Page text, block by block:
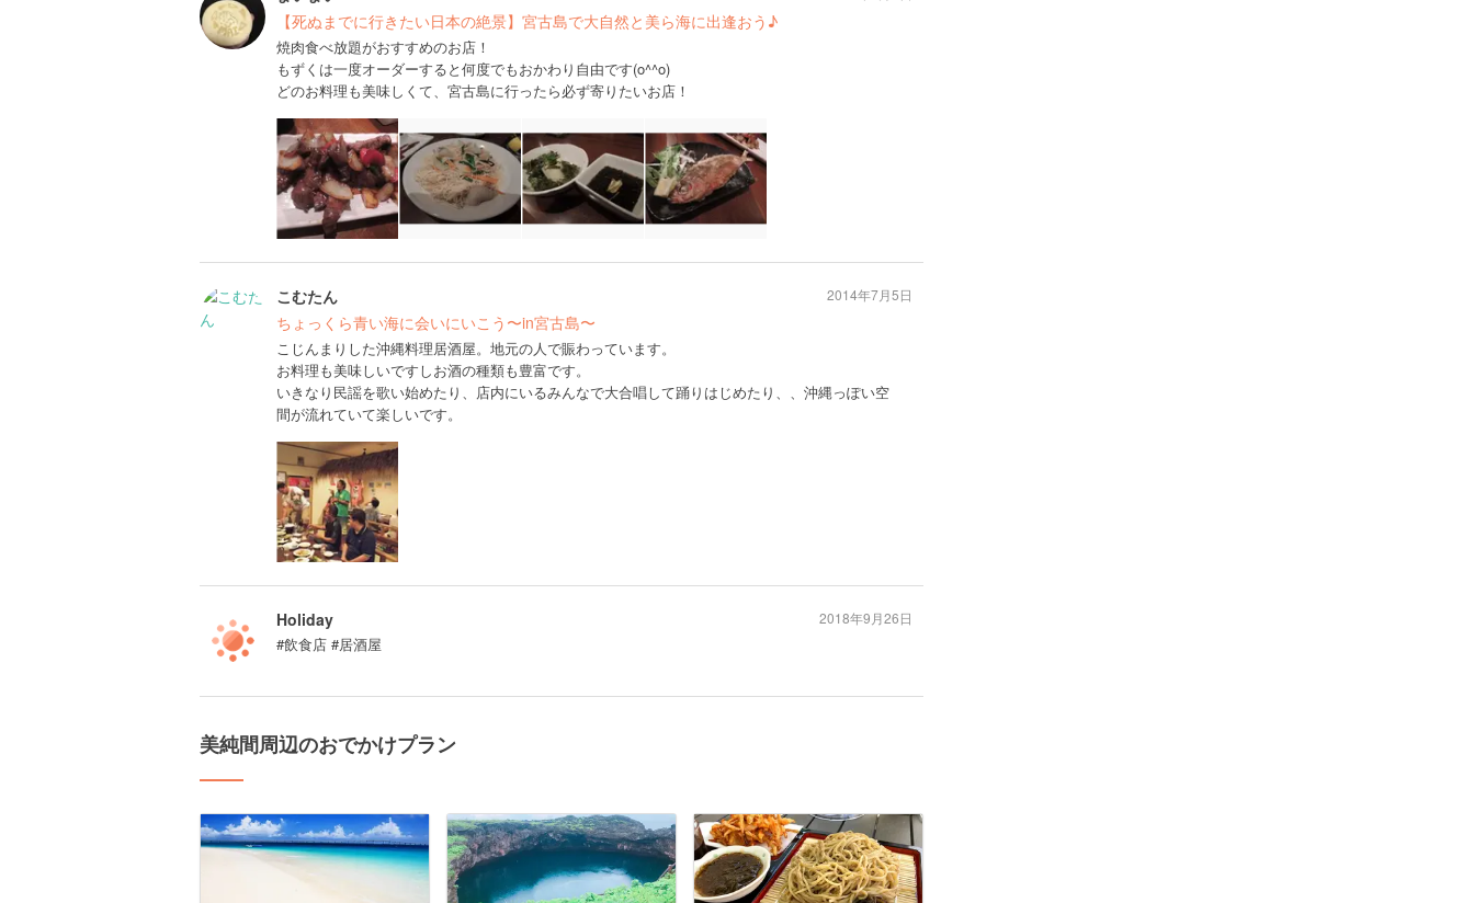
【死ぬまでに行きたい日本の絶景】宮古島で大自然と美ら海に出逢おう♪
焼肉食べ放題がおすすめのお店！
もずくは一度オーダーすると何度でもおかわり自由です(o^^o)
どのお料理も美味しくて、宮古島に行ったら必ず寄りたいお店！
こむたん
ちょっくら青い海に会いにいこう〜in宮古島〜
こじんまりした沖縄料理居酒屋。地元の人で賑わっています。
お料理も美味しいですしお酒の種類も豊富です。
いきなり民謡を歌い始めたり、店内にいるみんなで大合唱して踊りはじめたり、、沖縄っぽい空
間が流れていて楽しいです。
2014年7月5日
Holiday
#飲食店 #居酒屋
2018年9月26日
美純間周辺のおでかけプラン